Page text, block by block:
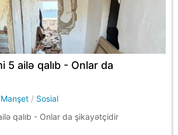
5 ailə qalıb - Onlar da
Manşet / Sosial
qalıb - Onlar da şikayətçidir